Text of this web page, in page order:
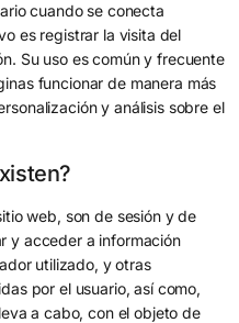
cuando se conecta
es registrar la visita del
Su uso es común y frecuente
funcionar de manera más
y análisis sobre el
web, son de sesión y de
y acceder a información
utilizado, y otras
por el usuario, así como,
a cabo, con el objeto de